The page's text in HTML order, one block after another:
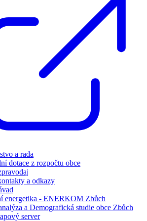
a rada
dotace z rozpočtu obce
a odkazy
energetika - ENERKOM Zbůch
a Demografická studie obce Zbůch
server